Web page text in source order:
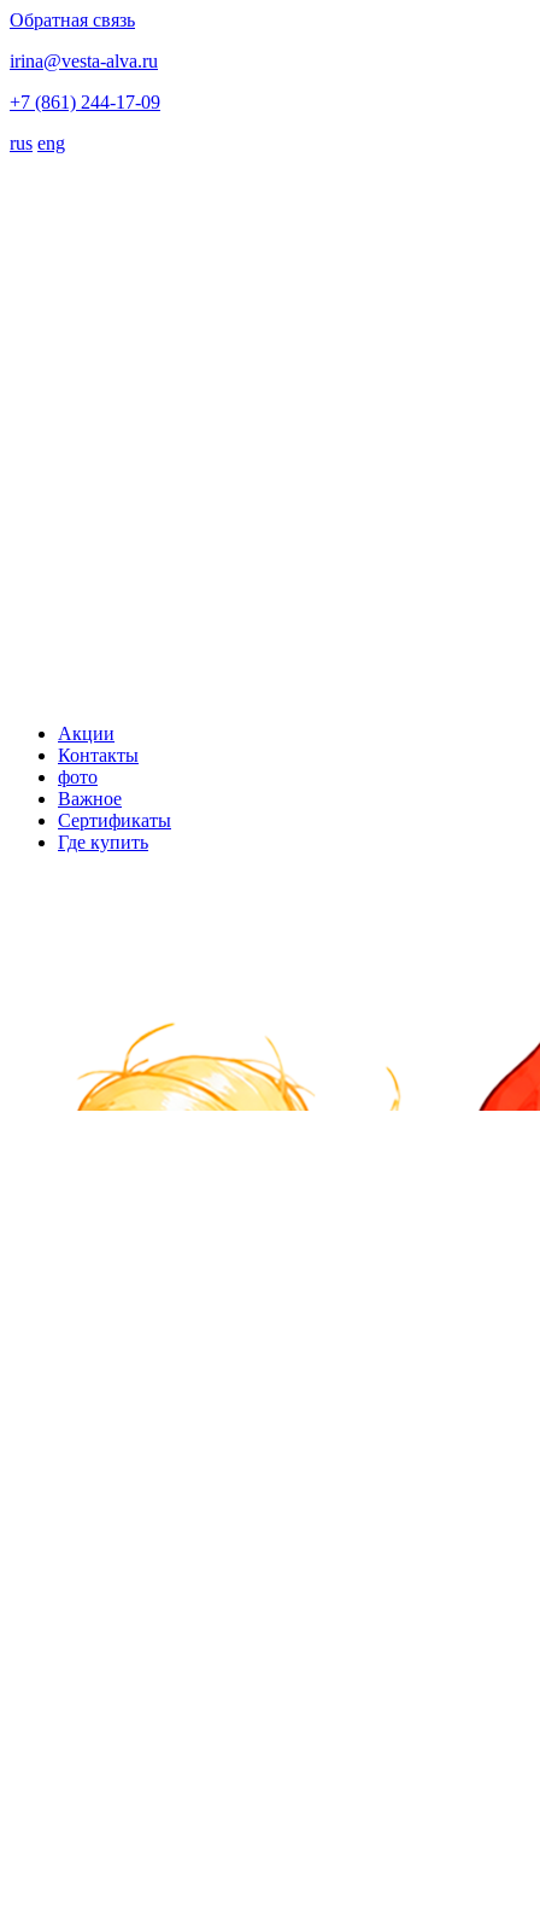
Обратная связь
irina@vesta-alva.ru
+7 (861) 244-17-09
rus eng
Акции
Контакты
фото
Важное
Сертификаты
Где купить